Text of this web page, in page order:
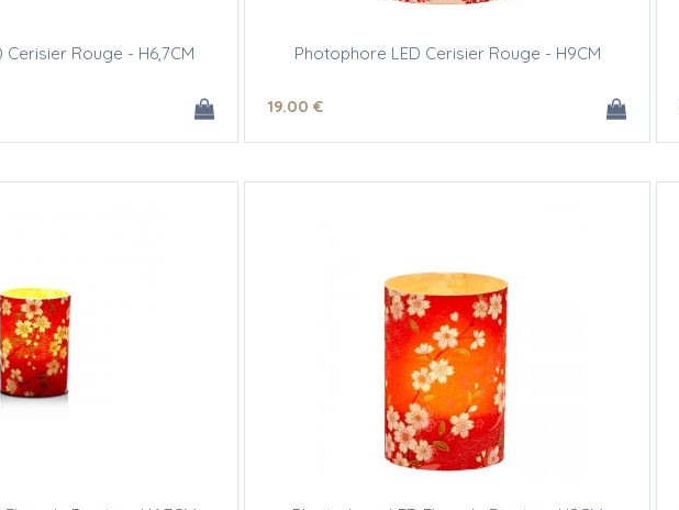
Rouge - H6,7CM Photophore LED Cerisier Rouge - H9CM
19.00 €